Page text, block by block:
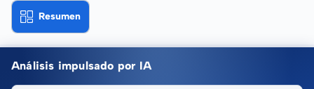
Resumen
Análisis impulsado por IA